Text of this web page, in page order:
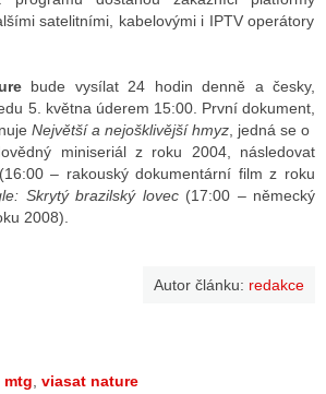
satelitními, kabelovými i IPTV operátory
bude vysílat 24 hodin denně a česky,
5. května úderem 15:00. První dokument,
Největší a nejošklivější hmyz , jedná se o
miniseriál z roku 2004, následovat
– rakouský dokumentární film z roku
Skrytý brazilský lovec (17:00 – německý
2008).
Autor článku: redakce
mtg viasat nature